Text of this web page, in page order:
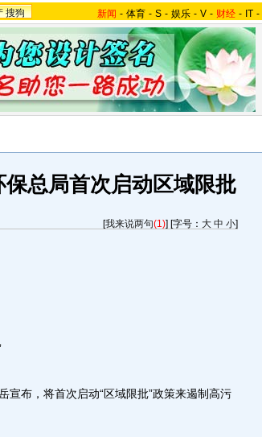
搜狗 新闻 - 体育 - S - 娱乐 - V - 财经 - IT -
总局首次启动区域限批
[我来说两句(1)] [字号： 大 中 小]
布，将首次启动“区域限批”政策来遏制高污